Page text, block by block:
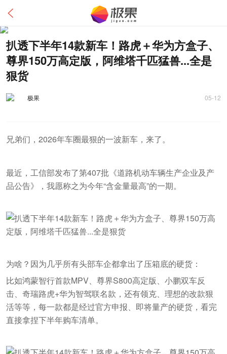
扒透下半年14款新车！路虎＋华为方盒子、
尊界150万高定版，阿维塔千匹猛兽...全是
狠货
极果 05-12
兄弟们，2026年车圈最狠的一波新车，来了。
最近，工信部发布了第407批《道路机动车辆生产企业及产
品公告》，我愿称之为今年“含金量最高”的一期。
为啥？因为几乎所有头部车企都拿出了压箱底的硬货：
比如鸿蒙智行首款MPV、尊界S800高定版、小鹏双车反
击、奇瑞路虎+华为智驾联名款，还有领克、理想的改款狠
活等等，每一款都是经过官方申报、即将量产的硬货，看完
直接拿捏下半年购车清单。